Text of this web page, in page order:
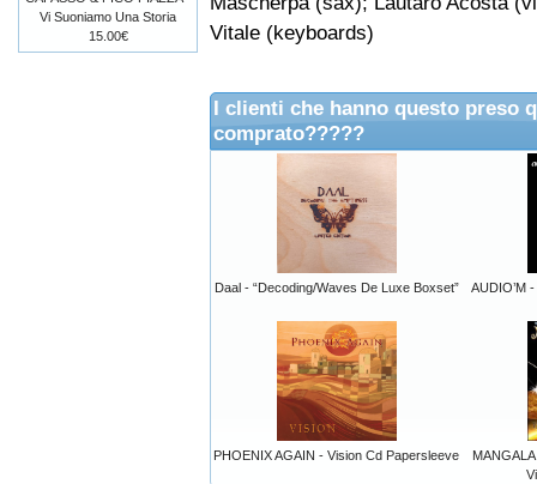
Vitale (keyboards)
I clienti che hanno questo preso
comprato?????
Daal - “Decoding/Waves De Luxe Boxset” AUDIO’M
PHOENIX AGAIN - Vision Cd Papersleeve
Vi Suoniamo Una Storia
15.00€